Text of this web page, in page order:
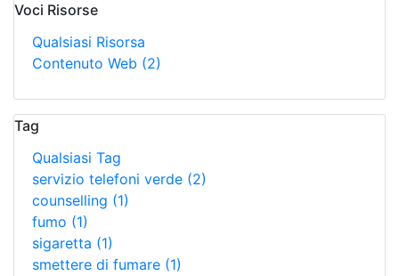
Voci Risorse
Qualsiasi Risorsa
Contenuto Web (2)
Tag
Qualsiasi Tag
servizio telefoni verde (2)
counselling (1)
fumo (1)
sigaretta (1)
smettere di fumare (1)